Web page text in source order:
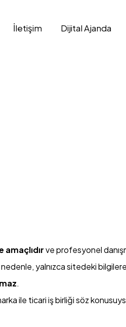
İletişim Dijital Ajanda
ve profesyonel
yalnızca sitedeki bilgilere
.
ile ticari iş birliği söz